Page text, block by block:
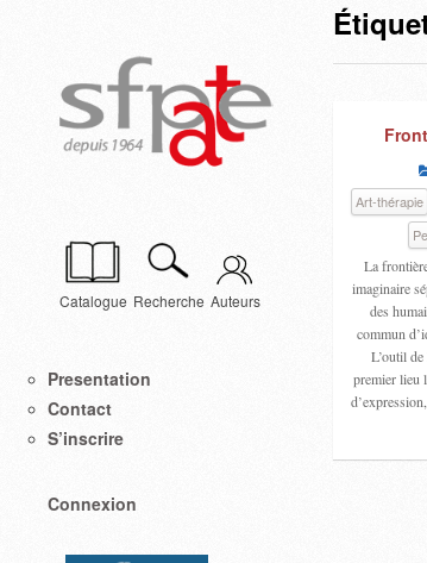
Catalogue Recherche Auteurs
Presentation
Contact
S’inscrire
Connexion
Art-thérapie
La
imaginaire
des
commun
L’outil de
premier lieu